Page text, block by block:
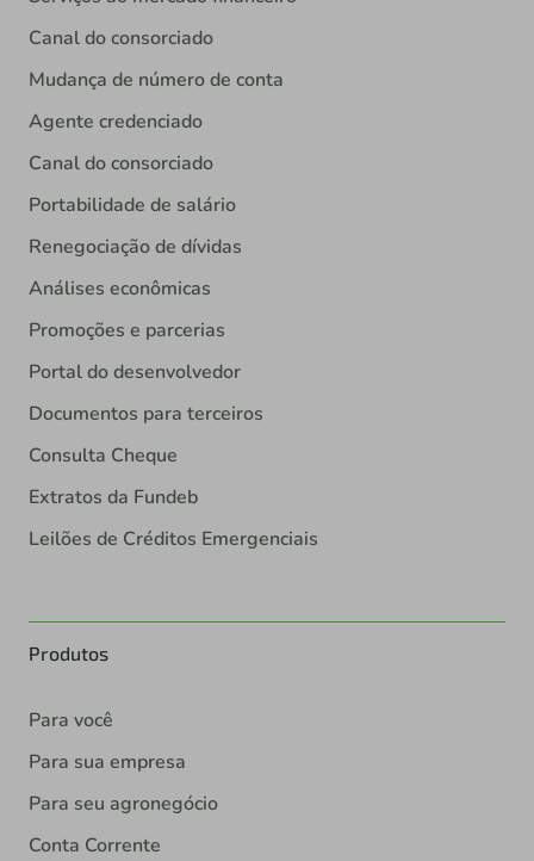
Canal do consorciado
Mudança de número de conta
Agente credenciado
Canal do consorciado
Portabilidade de salário
Renegociação de dívidas
Análises econômicas
Promoções e parcerias
Portal do desenvolvedor
Documentos para terceiros
Consulta Cheque
Extratos da Fundeb
Leilões de Créditos Emergenciais
Produtos
Para você
Para sua empresa
Para seu agronegócio
Conta Corrente